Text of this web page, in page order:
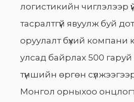
логистикийн чиглэлээр
тасралтгүй явуулж буй
оруулалт бүхий
улсад байрлах 500
түншийн өргөн
Монгол орныхоо